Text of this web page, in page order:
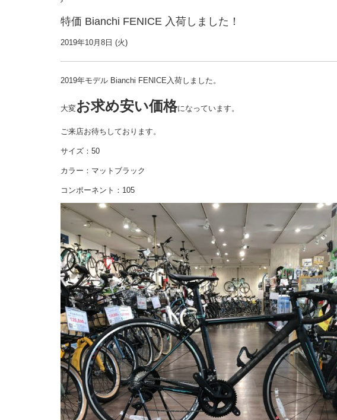
特価 Bianchi FENICE 入荷しました！
2019年10月8日 (火)
2019年モデル Bianchi FENICE入荷しました。
大変お求め安い価格になっています。
ご来店お待ちしております。
サイズ：50
カラー：マットブラック
コンポーネント：105